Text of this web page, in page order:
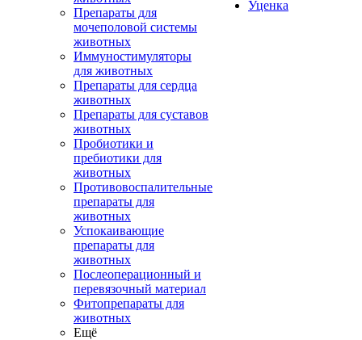
Препараты для
мочеполовой системы
животных
Иммуностимуляторы
для животных
Препараты для сердца
животных
Препараты для суставов
животных
Пробиотики и
пребиотики для
животных
Противовоспалительные
препараты для
животных
Успокаивающие
препараты для
животных
Послеоперационный и
перевязочный материал
Фитопрепараты для
животных
Ещё
Уценка